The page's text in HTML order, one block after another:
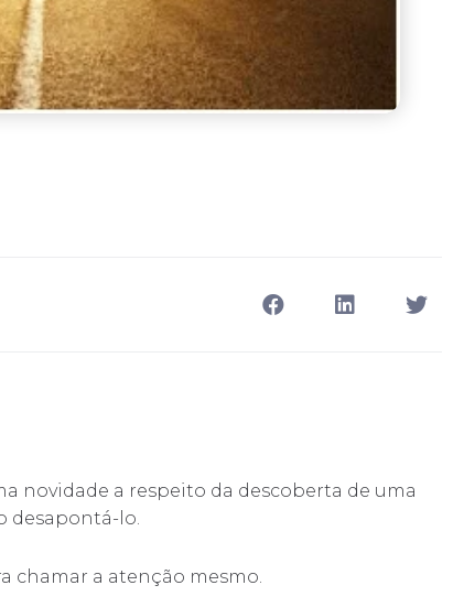
novidade a respeito da descoberta de uma
desapontá-lo.
chamar a atenção mesmo.